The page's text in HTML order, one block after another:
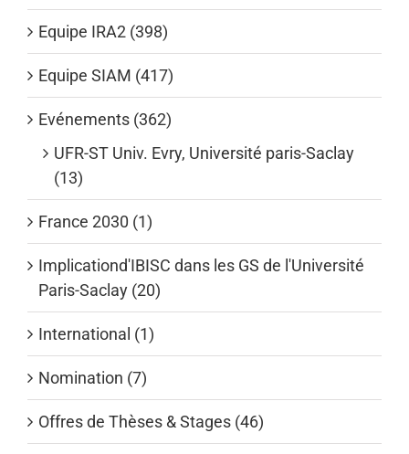
Equipe IRA2 (398)
Equipe SIAM (417)
Evénements (362)
UFR-ST Univ. Evry, Université paris-Saclay
(13)
France 2030 (1)
Implicationd'IBISC dans les GS de l'Université
Paris-Saclay (20)
International (1)
Nomination (7)
Offres de Thèses & Stages (46)